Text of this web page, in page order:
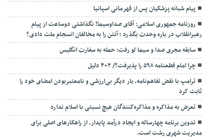
پیام شبانه پزشکیان پس از قهرمانی اسپانیا
روزنامه جمهوری اسلامی: آقای صداوسیما! نگذاشتی دوساعت از پیام
رهبرانقلاب در باره وحدت بگذرد ؛ آنتن را به مخالفان انسجام ملت دادی؟
سابقه مجری صدا و سیما لو رفت: حمله به سفارت انگلیس
چرا امام قطعنامه ۵۹۸ را پذیرفت؟/ ۲+۴ دلیل
ترامپ با نقض تفاهم‌نامه، بار دیگر بی‌ارزشی و نامعتبربودن امضای خود را
ثابت کرد
تعرض به مذاکره و مذاکره‌کنندگان هیچ نسبتی با اسلام ندارد
تدوین برنامه چهارساله و ایجاد درآمد پایدار، از راهکارهای اصلی برای
مدیریت شهری رشت است.